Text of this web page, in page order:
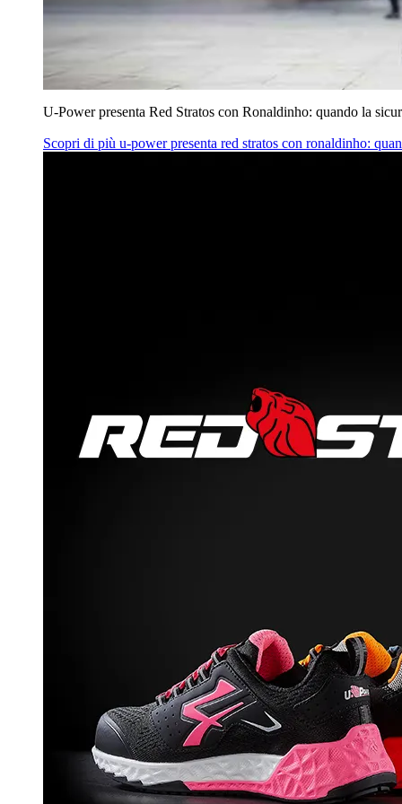
U‑Power presenta Red Stratos con Ronaldinho: quando la
Scopri di più u‑power presenta red stratos con ronaldinho: